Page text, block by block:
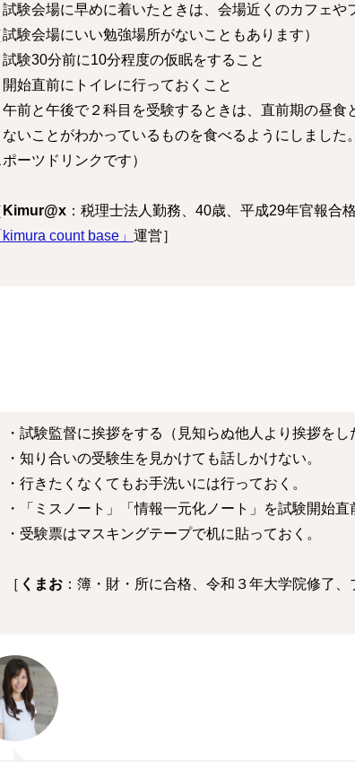
試験会場に早めに着いたときは、会場近くのカフェ
試験会場にいい勉強場所がないこともあります）
試験30分前に10分程度の仮眠をすること
開始直前にトイレに行っておくこと
午前と午後で２科目を受験するときは、直前期の昼
ないことがわかっているものを食べるようにしました
ポーツドリンクです）
Kimur@x ：税理士法人勤務、40歳、平成29年官報合
kimura count base」 運営］
・試験監督に挨拶をする（見知らぬ他人より挨拶を
・知り合いの受験生を見かけても話しかけない。
・行きたくなくてもお手洗いには行っておく。
・「ミスノート」「情報一元化ノート」を試験開始直
・受験票はマスキングテープで机に貼っておく。
［ くまお ：簿・財・所に合格、令和３年大学院修了、